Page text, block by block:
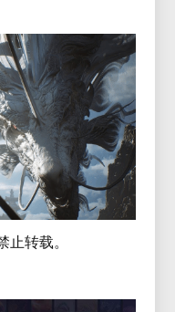
止转载。